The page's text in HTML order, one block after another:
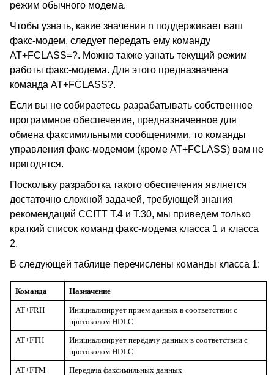
режим обычного модема.
Чтобы узнать, какие значения n поддерживает ваш
факс-модем, следует передать ему команду
AT+FCLASS=?. Можно также узнать текущий режим
работы факс-модема. Для этого предназначена
команда AT+FCLASS?.
Если вы не собираетесь разрабатывать собственное
программное обеспечение, предназначенное для
обмена факсимильными сообщениями, то команды
управления факс-модемом (кроме AT+FCLASS) вам не
пригодятся.
Поскольку разработка такого обеспечения является
достаточно сложной задачей, требующей знания
рекомендаций CCITT T.4 и T.30, мы приведем только
краткий список команд факс-модема класса 1 и класса
2.
В следующей таблице перечислены команды класса 1:
Команда Назначение
AT+FRH
Инициализирует прием данных в соответствии с
протоколом HDLC
AT+FTH
Инициализирует передачу данных в соответствии с
протоколом HDLC
AT+FTM
Передача факсимильных данных